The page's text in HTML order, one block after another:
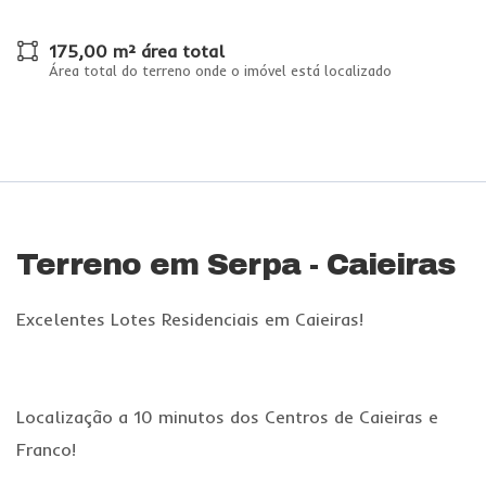
175,00 m² área total
Área total do terreno onde o imóvel está localizado
Terreno em Serpa - Caieiras
Excelentes Lotes Residenciais em Caieiras!
Localização a 10 minutos dos Centros de Caieiras e
Franco!